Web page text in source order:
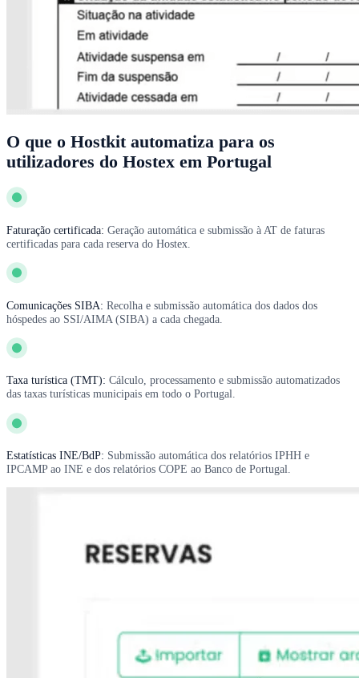
O que o Hostkit automatiza para os
utilizadores do Hostex em Portugal
Faturação certificada: Geração automática e submissão à AT de faturas
certificadas para cada reserva do Hostex.
Comunicações SIBA: Recolha e submissão automática dos dados dos
hóspedes ao SSI/AIMA (SIBA) a cada chegada.
Taxa turística (TMT): Cálculo, processamento e submissão automatizados
das taxas turísticas municipais em todo o Portugal.
Estatísticas INE/BdP: Submissão automática dos relatórios IPHH e
IPCAMP ao INE e dos relatórios COPE ao Banco de Portugal.